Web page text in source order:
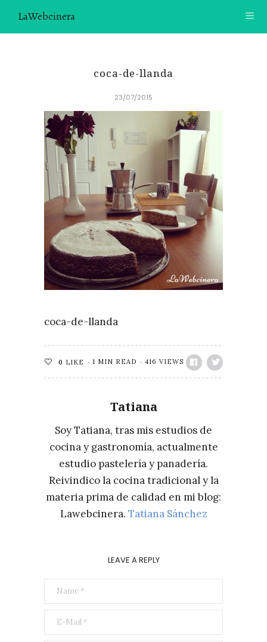
LaWebcinera
CONTACTO
SOBRE MÍ
¿TE GUSTARÍA UNIRTE A NUESTRA AVENTURA GASTRON
ÓMICA?
ÚNETE A LA NEWSLETTER
RECOMENDACIONES
coca-de-llanda
23/07/2015
coca-de-llanda
0 LIKE 1 MIN READ 416 VIEWS
Tatiana
Soy Tatiana, tras mis estudios de
cocina y gastronomía, actualmente
estudio pastelería y panadería.
Reivindico la cocina tradicional y la
materia prima de calidad en mi blog:
Lawebcinera. Tatiana Sánchez
LEAVE A REPLY